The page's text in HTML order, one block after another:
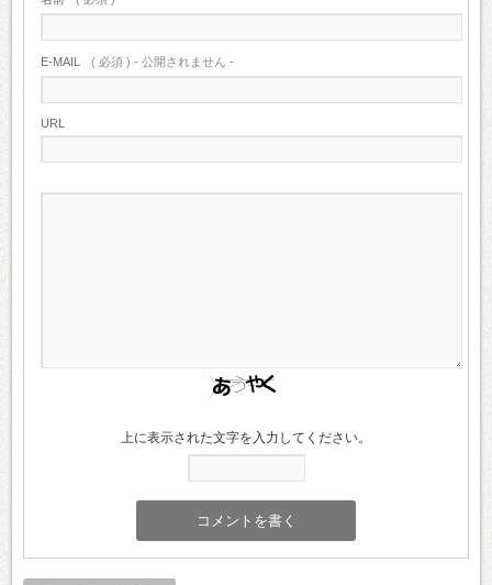
E-MAIL ( 必須 ) - 公開されません -
URL
上に表示された文字を入力してください。